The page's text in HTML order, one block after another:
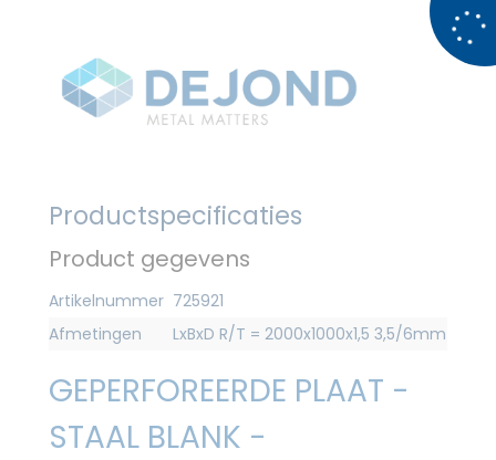
Productspecificaties
Product gegevens
Artikelnummer 725921
Afmetingen
LxBxD R/T = 2000x1000x1,5 3,5/6mm
GEPERFOREERDE PLAAT -
STAAL BLANK -